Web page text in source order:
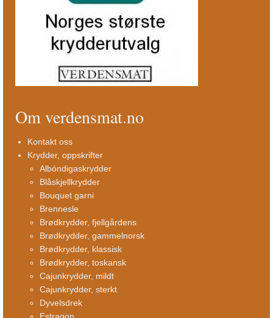
Om verdensmat.no
Kontakt oss
Krydder, oppskrifter
Albóndigaskrydder
Blåskjellkrydder
Bouquet garni
Brennesle
Brødkrydder, fjellgårdens
Brødkrydder, gammelnorsk
Brødkrydder, klassisk
Brødkrydder, toskansk
Cajunkrydder, mildt
Cajunkrydder, sterkt
Dyvelsdrek